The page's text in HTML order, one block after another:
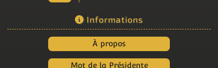
Informations
À propos
Mot de la Présidente